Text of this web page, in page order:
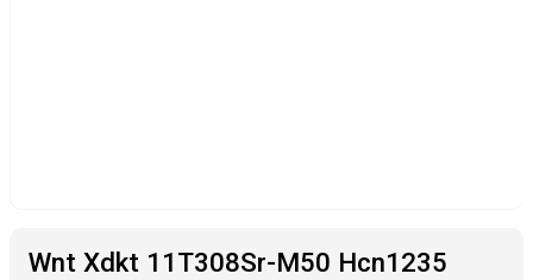
Wnt Xdkt 11T308Sr-M50 Hcn1235